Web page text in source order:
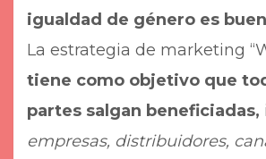
igualdad de género es
La estrategia de marketing
tiene como objetivo que
partes salgan beneficiadas,
empresas, distribuidores,